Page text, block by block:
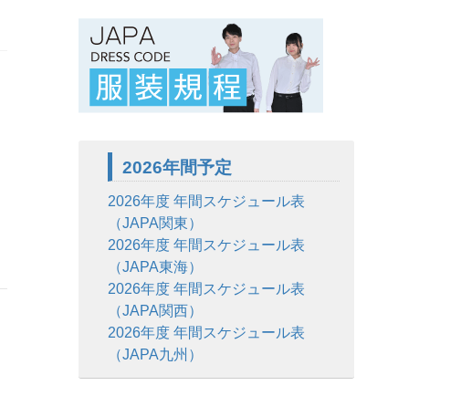
2026年間予定
2026年度 年間スケジュール表
（JAPA関東）
2026年度 年間スケジュール表
（JAPA東海）
2026年度 年間スケジュール表
（JAPA関西）
2026年度 年間スケジュール表
（JAPA九州）